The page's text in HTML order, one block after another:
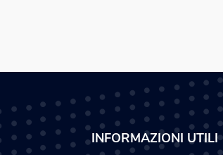
INFORMAZIONI UTILI